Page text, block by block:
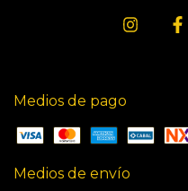
Medios de pago
Medios de envío